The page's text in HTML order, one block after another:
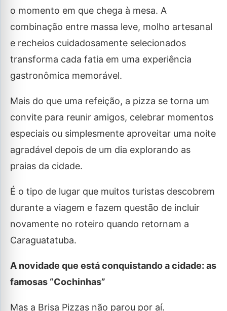
o momento em que chega à mesa. A
combinação entre massa leve, molho artesanal
e recheios cuidadosamente selecionados
transforma cada fatia em uma experiência
gastronômica memorável.
Mais do que uma refeição, a pizza se torna um
convite para reunir amigos, celebrar momentos
especiais ou simplesmente aproveitar uma noite
agradável depois de um dia explorando as
praias da cidade.
É o tipo de lugar que muitos turistas descobrem
durante a viagem e fazem questão de incluir
novamente no roteiro quando retornam a
Caraguatatuba.
A novidade que está conquistando a cidade: as
famosas “Cochinhas”
Mas a Brisa Pizzas não parou por aí.